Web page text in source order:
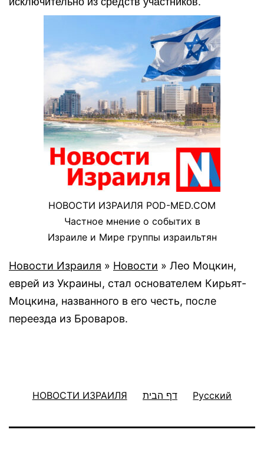
НОВОСТИ ИЗРАИЛЯ POD-MED.COM
Частное мнение о событих в
Израиле и Мире группы израильтян
Новости Израиля » Новости » Лео Моцкин,
еврей из Украины, стал основателем Кирьят-
Моцкина, названного в его честь, после
переезда из Броваров.
НОВОСТИ ИЗРАИЛЯ דף הבית Русский